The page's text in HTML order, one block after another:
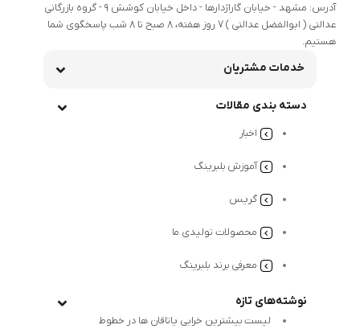
آدرس: مشهد - خیابان گاراژدارها - داخل خیابان کوشش 9 - گروه بازرگانی
عدالتی ( ابوالفضل عدالتی ) 7 روز هفته، 8 صبح تا 8 شب پاسخگوی شما
هستیم.
خدمات مشتریان
دسته بندی مقالات
اخبار
آموزش بلبرینگ
گریس
محصولات تولیدی ما
معرفی برند بلبرینگ
نوشته‌های تازه
لیست بیشترین خرابی‌ یاتاقان ها در خطوط